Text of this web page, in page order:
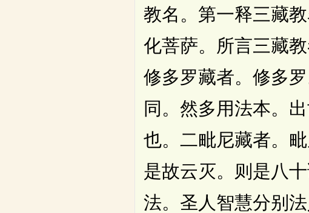
教名。第一释三藏
化菩萨。所言三藏
修多罗藏者。修多
同。然多用法本。
也。二毗尼藏者。
是故云灭。则是八
法。圣人智慧分别